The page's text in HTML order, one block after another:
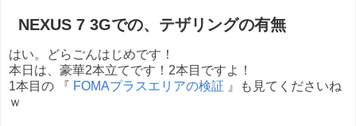
NEXUS 7 3Gでの、テザリングの有無
はい。どらごんはじめです！
本日は、豪華2本立てです！2本目ですよ！
1本目の 『 FOMAプラスエリアの検証 』も見てくださいね
ｗ